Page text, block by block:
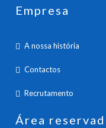
Empresa
A nossa história
Contactos
Recrutamento
Área